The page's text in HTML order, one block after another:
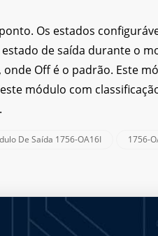
Os estados
de saída durante o
Off é o padrão. Este
módulo com
De Saída 1756-OA16I 1756-